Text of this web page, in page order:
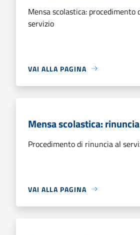
Mensa scolastica: procedimento
servizio
VAI ALLA PAGINA
Mensa scolastica:
Procedimento di rinuncia al
VAI ALLA PAGINA